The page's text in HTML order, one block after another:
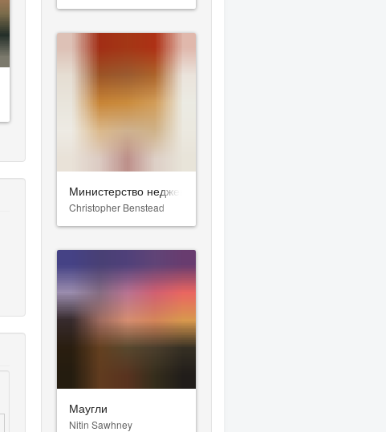
Министерство неджентльменских дел
Christopher Benstead
Маугли
Nitin Sawhney